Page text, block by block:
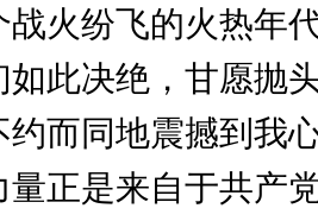
战火纷飞的火热年
如此决绝，甘愿抛
约而同地震撼到我
量正是来自于共产